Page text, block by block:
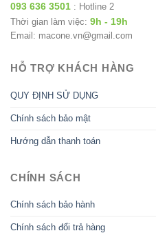
093 636 3501 : Hotline 2
Thời gian làm việc: 9h - 19h
Email: macone.vn@gmail.com
HỖ TRỢ KHÁCH HÀNG
QUY ĐỊNH SỬ DỤNG
Chính sách bảo mật
Hướng dẫn thanh toán
CHÍNH SÁCH
Chính sách bảo hành
Chính sách đổi trả hàng